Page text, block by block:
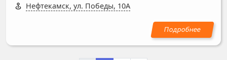
Нефтекамск, ул. Победы, 10А